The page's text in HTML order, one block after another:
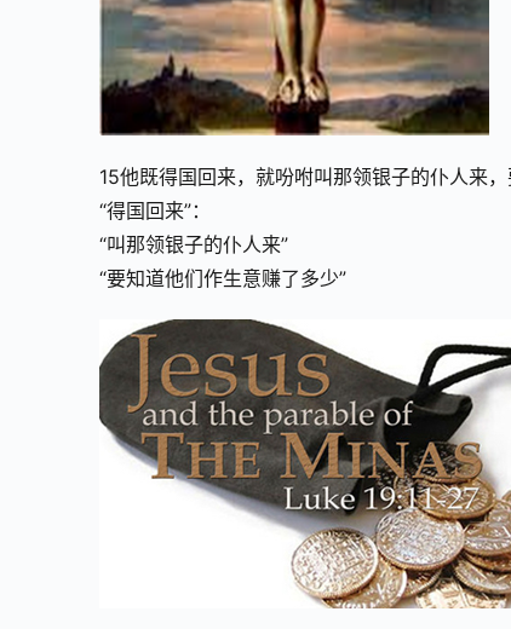
15他既得国回来，就吩咐叫那领银子的仆人来，
“得国回来”：
“叫那领银子的仆人来”
“要知道他们作生意赚了多少”